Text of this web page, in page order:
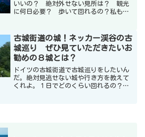
いいの？ 絶対外せない見所は？ 観光
に何日必要？ 歩いて回れるの？私も初
当に美しい街でした。見どころはぎゅっ
と詰まっているのですが最低２日は欲し
いです。
古城街道の城！ネッカー渓谷の古
城巡り ぜひ見ていただきたいお
勧めの８城とは？
ドイツの古城街道で古城巡りをしたいん
だ。絶対見逃せない城や行き方を教えて
くれよ。１日でどのくらい回れるの？